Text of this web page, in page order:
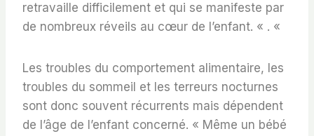
retravaille difficilement et qui se manifeste par
de nombreux réveils au cœur de l’enfant. « . «
Les troubles du comportement alimentaire, les
troubles du sommeil et les terreurs nocturnes
sont donc souvent récurrents mais dépendent
de l’âge de l’enfant concerné. « Même un bébé